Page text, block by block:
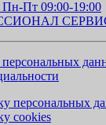
Пт 09:00-19:00
персональных
cookies